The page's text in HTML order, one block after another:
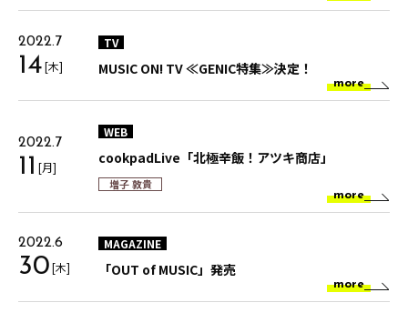
2022.7
14[木]
TV
MUSIC ON! TV ≪GENIC特集≫決定！
more
2022.7
11 [月]
WEB
cookpadLive「北極辛飯！アツキ商店」
増子 敦貴
more
2022.6
30[木]
MAGAZINE
「OUT of MUSIC」発売
more